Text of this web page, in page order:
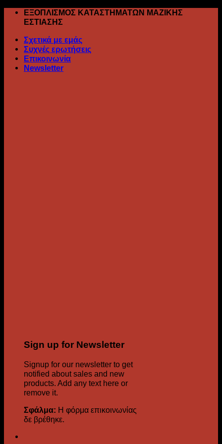
Skip
ΕΞΟΠΛΙΣΜΟΣ ΚΑΤΑΣΤΗΜΑΤΩΝ ΜΑΖΙΚΗΣ
ΕΣΤΙΑΣΗΣ
Σχετικά με εμάς
Συχνές ερωτήσεις
Επικοινωνία
Newsletter
Sign up for Newsletter
Signup for our newsletter to get
notified about sales and new
products. Add any text here or
remove it.
Σφάλμα: Η φόρμα επικοινωνίας
δε βρέθηκε.